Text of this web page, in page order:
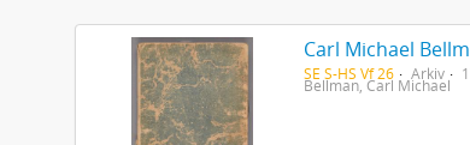
Carl Michael
SE S-HS Vf 26 Arkiv
Bellman, Carl Michael